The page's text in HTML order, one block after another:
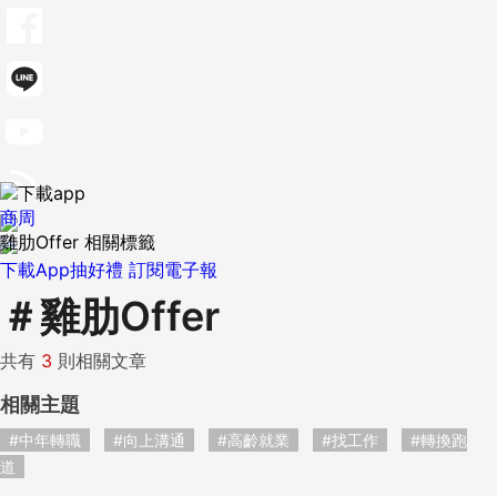
下載App抽好禮 訂閱電子報
商周
雞肋Offer 相關標籤
＃雞肋Offer
共有 3 則相關文章
相關主題
#中年轉職 #向上溝通 #高齡就業 #找工作
#轉換跑
道